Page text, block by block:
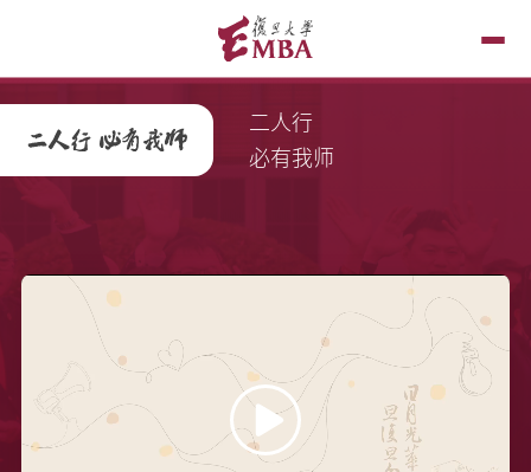
二人行
必有我师